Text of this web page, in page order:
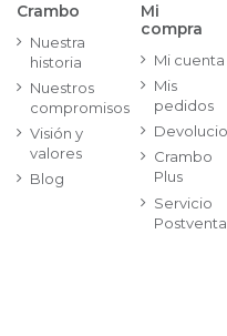
Crambo
Nuestra
historia
Nuestros
compromisos
Visión y
valores
Blog
Mi
compra
Mi cuenta
Mis
pedidos
Crambo
Plus
Servicio
Postventa